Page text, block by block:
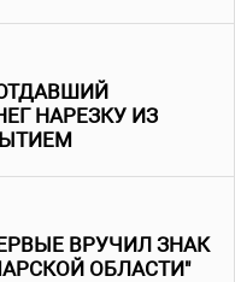
НАРЕЗКУ ИЗ
ВРУЧИЛ ЗНАК
ОБЛАСТИ"